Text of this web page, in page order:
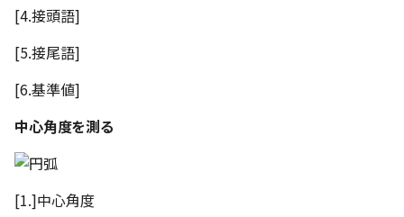
[4.接頭語]
[5.接尾語]
[6.基準値]
中心角度を測る
[1.]中心角度